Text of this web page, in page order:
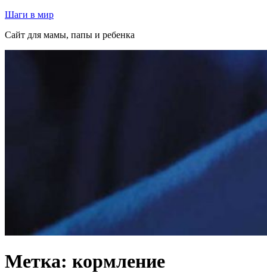
Перейти
содержимому
Шаги в мир
Сайт для мамы, папы и ребенка
Метка: кормление